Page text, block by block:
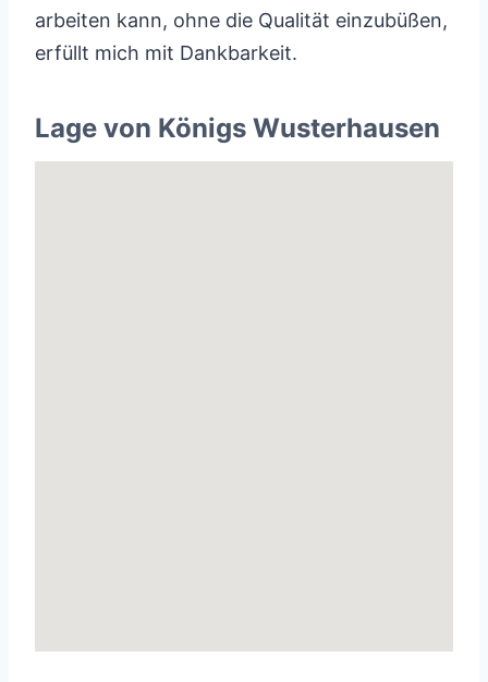
arbeiten kann, ohne die Qualität einzubüßen,
erfüllt mich mit Dankbarkeit.
Lage von Königs Wusterhausen